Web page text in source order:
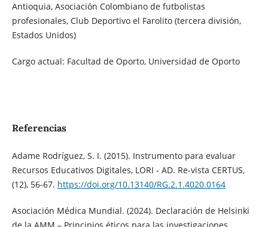
Antioquia, Asociación Colombiano de futbolistas
profesionales, Club Deportivo el Farolito (tercera división,
Estados Unidos)
Cargo actual: Facultad de Oporto, Universidad de Oporto
Referencias
Adame Rodríguez, S. I. (2015). Instrumento para evaluar
Recursos Educativos Digitales, LORI - AD. Re-vista CERTUS,
(12), 56-67. https://doi.org/10.13140/RG.2.1.4020.0164
Asociación Médica Mundial. (2024). Declaración de Helsinki